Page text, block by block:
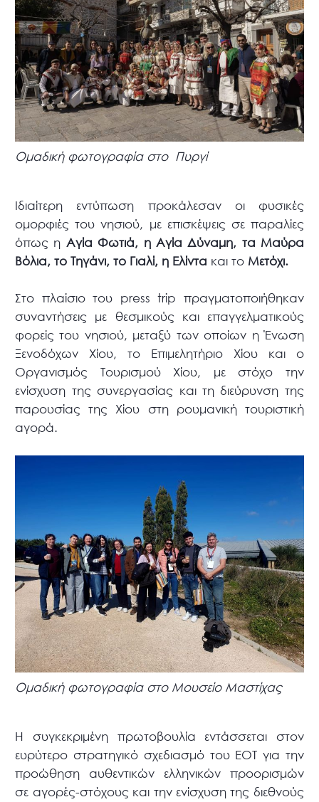
Ομαδική φωτογραφία στο Πυργί
Ιδιαίτερη εντύπωση προκάλεσαν οι φυσικές
ομορφιές του νησιού, με επισκέψεις σε παραλίες
όπως η Αγία Φωτιά, η Αγία Δύναμη, τα Μαύρα
Βόλια, το Τηγάνι, το Γιαλί, η Ελίντα και το Μετόχι.
Στο πλαίσιο του press trip πραγματοποιήθηκαν
συναντήσεις με θεσμικούς και επαγγελματικούς
φορείς του νησιού, μεταξύ των οποίων η Ένωση
Ξενοδόχων Χίου, το Επιμελητήριο Χίου και ο
Οργανισμός Τουρισμού Χίου, με στόχο την
ενίσχυση της συνεργασίας και τη διεύρυνση της
παρουσίας της Χίου στη ρουμανική τουριστική
αγορά.
Ομαδική φωτογραφία στο Μουσείο Μαστίχας
Η συγκεκριμένη πρωτοβουλία εντάσσεται στον
ευρύτερο στρατηγικό σχεδιασμό του ΕΟΤ για την
προώθηση αυθεντικών ελληνικών προορισμών
σε αγορές-στόχους και την ενίσχυση της διεθνούς